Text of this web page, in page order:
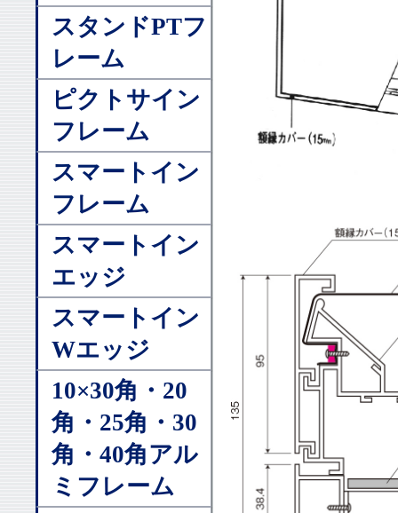
スタンドPTフ
レーム
ピクトサイン
フレーム
スマートイン
フレーム
スマートイン
エッジ
スマートイン
Wエッジ
10×30角・20
角・25角・30
角・40角アル
ミフレーム